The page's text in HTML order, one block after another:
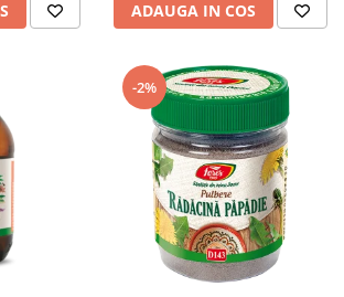
ADAUGA IN COS
-2%